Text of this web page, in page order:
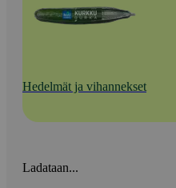
Hedelmät ja vihannekset
Ladataan...